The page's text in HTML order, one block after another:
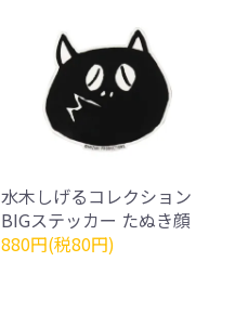
水木しげるコレクション
BIGステッカー たぬき顔
880円(税80円)